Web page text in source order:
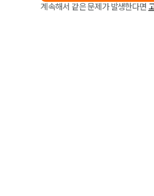
계속해서 같은 문제가 발생한다면